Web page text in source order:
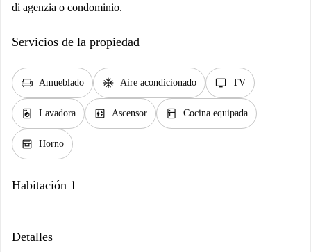
di agenzia o condominio.
Servicios de la propiedad
chair Amueblado ac_unit Aire acondicionado tv TV
local_laundry_service Lavadora elevator Ascensor kitchen Cocina equipada
oven_gen Horno
Habitación 1
Detalles